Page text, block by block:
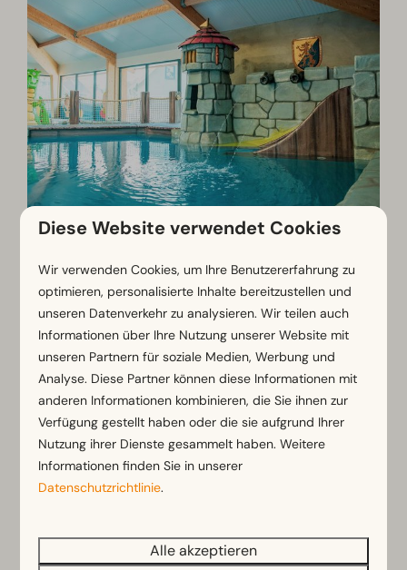
Separates Kleinkind- und
Kinderbecken
Ob bei gutem oder schlechtem Wetter:
Diese Website verwendet Cookies
Wir verwenden Cookies, um Ihre Benutzererfahrung zu
optimieren, personalisierte Inhalte bereitzustellen und
unseren Datenverkehr zu analysieren. Wir teilen auch
Informationen über Ihre Nutzung unserer Website mit
unseren Partnern für soziale Medien, Werbung und
Analyse. Diese Partner können diese Informationen mit
anderen Informationen kombinieren, die Sie ihnen zur
Verfügung gestellt haben oder die sie aufgrund Ihrer
Nutzung ihrer Dienste gesammelt haben. Weitere
Informationen finden Sie in unserer
Datenschutzrichtlinie.
Alle akzeptieren